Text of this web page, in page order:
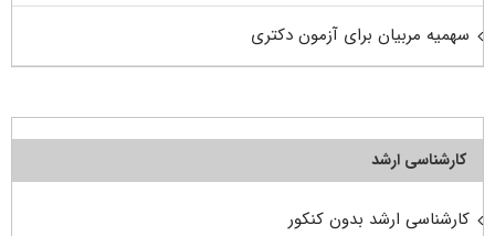
سهمیه مربیان برای آزمون دکتری
کارشناسی ارشد
کارشناسی ارشد بدون کنکور